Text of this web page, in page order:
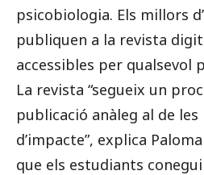
psicobiologia. Els millors
publiquen a la revista
accessibles per qualsevol
La revista “segueix un
publicació anàleg al de
d’impacte”, explica
que els estudiants